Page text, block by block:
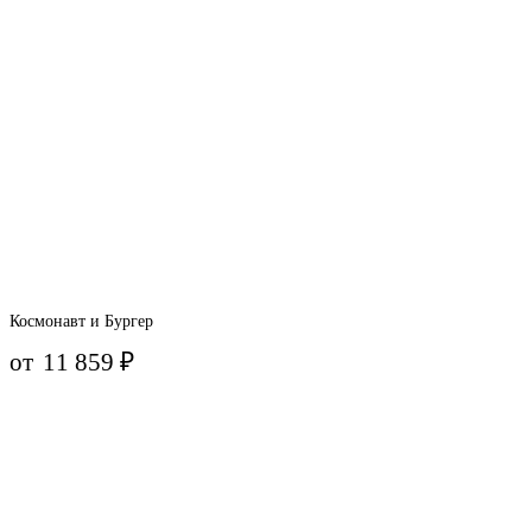
Космонавт и Бургер
от 11 859₽